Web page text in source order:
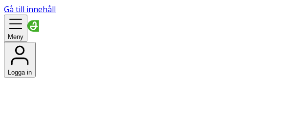
Gå till innehåll
Meny
Logga in